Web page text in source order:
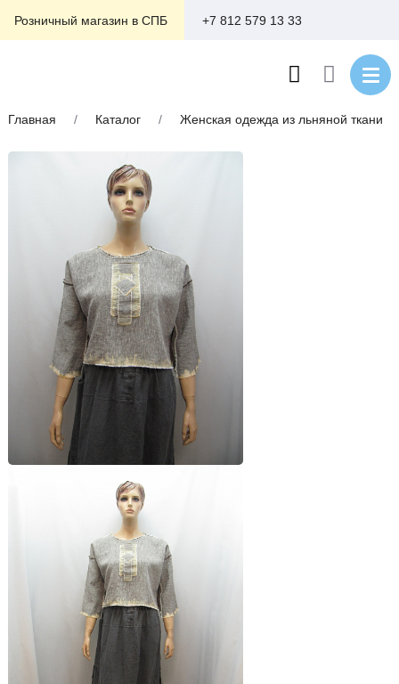
Розничный магазин в СПБ +7 812 579 13 33
Главная / Каталог / Женская одежда из льняной ткани